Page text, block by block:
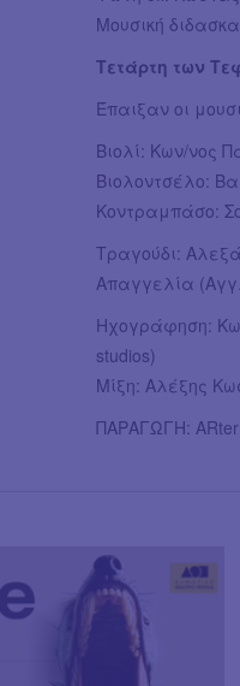
Μουσική
Τετάρτη των
Έπαιξαν οι
Βιολί: Κων/νος
Βιολοντσέλο:
Κοντραμπάσο:
Τραγούδι:
Απαγγελία
Ηχογράφηση:
studios)
Μίξη: Αλέξης
ΠΑΡΑΓΩΓΗ: